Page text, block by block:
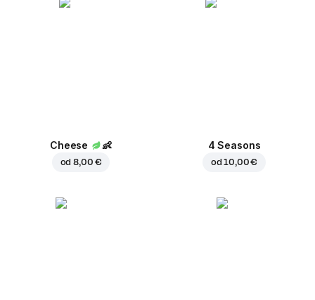
Cheese 👶
od8,00 €
4 Seasons
od10,00 €